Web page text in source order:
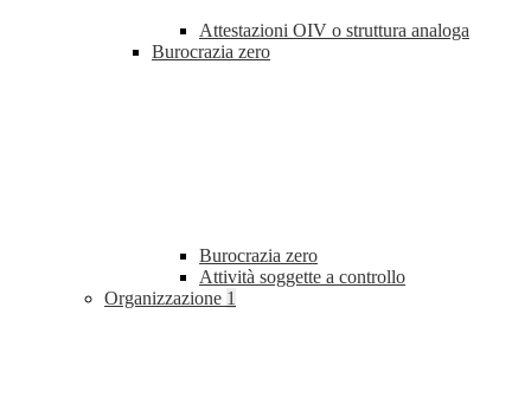
Attestazioni OIV o struttura analoga
Burocrazia zero
Burocrazia zero
Attività soggette a controllo
Organizzazione 1